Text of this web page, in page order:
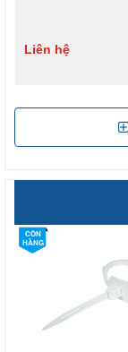
Liên hệ
CÒN
HÀNG